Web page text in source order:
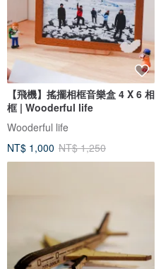
【飛機】搖擺相框音樂盒 4 X 6 相
框 | Wooderful life
Wooderful life
NT$ 1,000 NT$ 1,250